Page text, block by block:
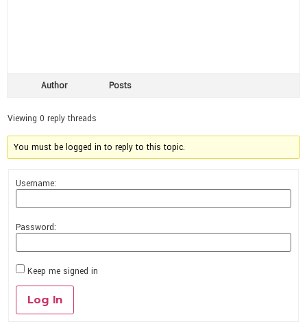
Author Posts
Viewing 0 reply threads
You must be logged in to reply to this topic.
Username:
Password:
Keep me signed in
Log In